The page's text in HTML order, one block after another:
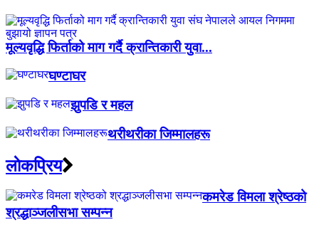
मूल्यवृद्धि फिर्ताको माग गर्दै क्रान्तिकारी युवा...
घण्टाघर
झुपडि र महल
थरीथरीका जिम्मालहरू
लाेकप्रिय
कमरेड विमला श्रेष्ठको
श्रद्धाञ्जलीसभा सम्पन्न